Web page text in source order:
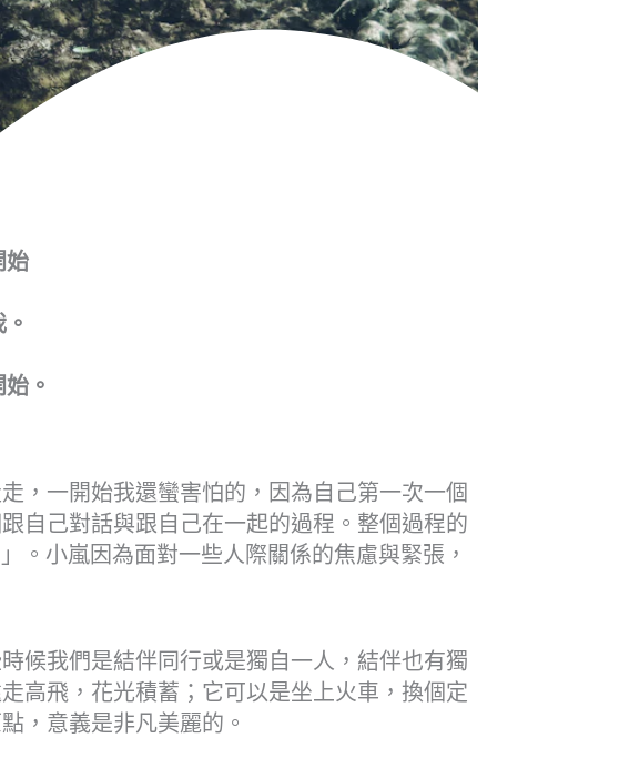
始
。
，一開始我還蠻害怕的，因為自己第一次一個
自己對話與跟自己在一起的過程。整個過程的
小嵐因為面對一些人際關係的焦慮與緊張，
候我們是結伴同行或是獨自一人，結伴也有獨
高飛，花光積蓄；它可以是坐上火車，換個定
，意義是非凡美麗的。